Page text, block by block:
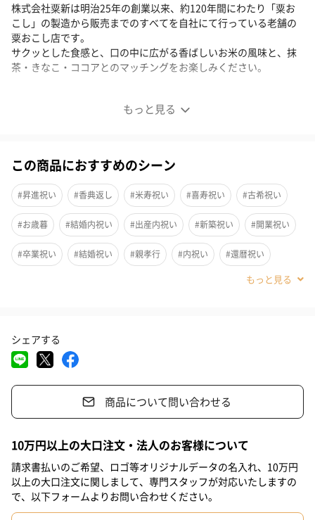
もっと見る
株式会社粟新は明治25年の創業以来、約120年間にわたり「粟お
こし」の製造から販売までのすべてを自社にて行っている老舗の
粟おこし店です。
サクッとした食感と、口の中に広がる香ばしいお米の風味と、抹
茶・きなこ・ココアとのマッチングをお楽しみください。
株式会社粟新は明治25年の創業以来、約120年間にわたり「粟お
こし」の製造から販売までのすべてを自社にて行っている老舗の
粟おこし店です。
粟おこし製造の技術を使用し、新しいタイプの菓子を作りまし
た。
「いしいし」とは古語の「美し（いし）」を重ねた言葉で、「お
いしいおいしい」という意味をこめて名付けられました。
3種類の味をお楽しみいただけます
抹茶・きなこ・ココア
ほのかなキャラメル風味の、お米とアーモンドを使ったサイコロ
3種類の味を3袋ずつ高級感のある木箱に入れて提供しておりま
す。
サクッとした食感と、口の中に広がる香ばしいお米の風味と、抹
この商品におすすめのシーン
#昇進祝い #香典返し #米寿祝い #喜寿祝い #古希祝い
#お歳暮 #結婚内祝い #出産内祝い #新築祝い #開業祝い
#卒業祝い #結婚祝い #親孝行 #内祝い #還暦祝い
#お中元
#義母 #義父
#同僚女性
#男性 #男友達 #女友達
シェアする
商品について問い合わせる
10万円以上の大口注文・法人のお客様について
請求書払いのご希望、ロゴ等オリジナルデータの名入れ、10万円
以上の大口注文に関しまして、専門スタッフが対応いたしますの
で、以下フォームよりお問い合わせください。